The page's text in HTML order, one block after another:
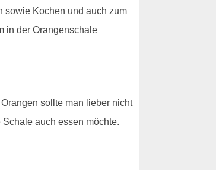
sowie Kochen und auch zum
in der Orangenschale
sollte man lieber nicht
auch essen möchte.